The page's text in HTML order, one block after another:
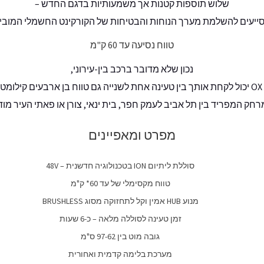
שלוש תוספות קטנות אך משמעותיות בדגם החדש –
להשלמת מערך הנוחות והבטיחות של הקורקינט החשמלי
טווח נסיעה עד 60 ק"מ
נכון שלא מדובר ברכב בין-עירוני,
OX יכול לקחת אותך בין טעינה אחת לשנייה גם טווח בן ארבעים
המפריד בין תל אביב לעמק חפר, בית ינאי, צורן או פאתי העיר
מפרט ומאפיינים
סוללת ליתיום ION בטכנולוגיה חדשנית – 48V
טווח מקסימלי של עד 60* ק"מ
מנוע HUBאמין וקל לתחזוקה מסוג BRUSHLESS
זמן טעינה לסוללה מלאה–כ-6 שעות
גובה מוט בין 97-62 ס"מ
מערכת בלימה קדמית ואחורית